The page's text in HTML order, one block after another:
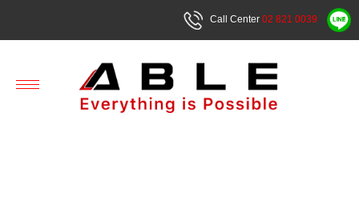
Call Center 02 821 0039